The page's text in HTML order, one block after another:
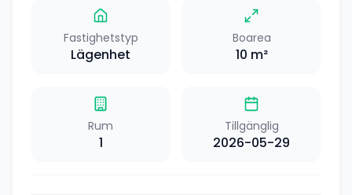
Fastighetstyp
Lägenhet
Boarea
10 m²
Rum
1
Tillgänglig
2026-05-29